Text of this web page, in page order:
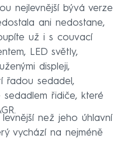
nejlevnější bývá verze
ani nedostane,
už i s couvací
LED světly,
displeji,
řadou sedadel,
řidiče, které
než jeho úhlavní
vychází na nejméně